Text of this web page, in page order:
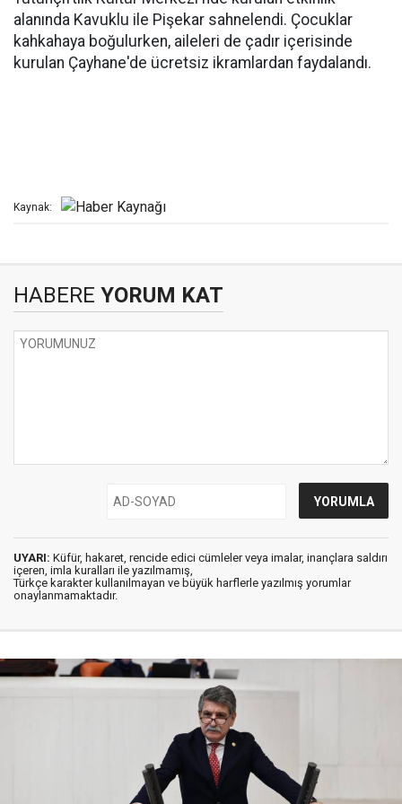
alanında Kavuklu ile Pişekar sahnelendi. Çocuklar
kahkahaya boğulurken, aileleri de çadır içerisinde
kurulan Çayhane'de ücretsiz ikramlardan faydalandı.
Kaynak:
HABERE YORUM KAT
UYARI: Küfür, hakaret, rencide edici cümleler veya imalar, inançlara saldırı
içeren, imla kuralları ile yazılmamış,
Türkçe karakter kullanılmayan ve büyük harflerle yazılmış yorumlar
onaylanmamaktadır.